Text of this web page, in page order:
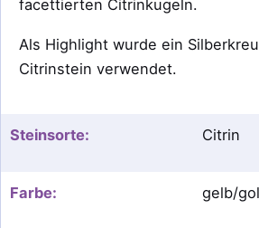
facettierten Citrinkugeln.
Als Highlight wurde ein
Citrinstein verwendet.
Steinsorte: Citrin
Farbe: gelb/